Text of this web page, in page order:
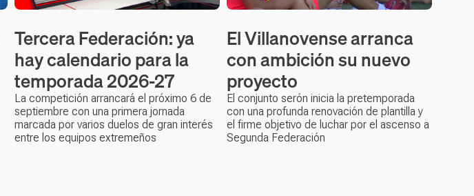
Tercera Federación: ya
hay calendario para la
temporada 2026-27
La competición arrancará el próximo 6 de
septiembre con una primera jornada
marcada por varios duelos de gran interés
entre los equipos extremeños
El Villanovense arranca
con ambición su nuevo
proyecto
El conjunto serón inicia la pretemporada
con una profunda renovación de plantilla y
el firme objetivo de luchar por el ascenso a
Segunda Federación